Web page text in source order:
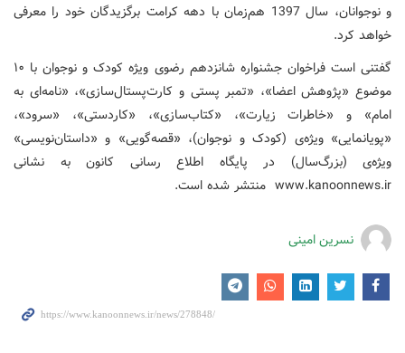
و نوجوانان، سال 1397 هم‌زمان با دهه کرامت برگزیدگان خود را معرفی
خواهد کرد.
گفتنی است فراخوان جشنواره شانزدهم رضوی ویژه کودک و نوجوان با ۱۰
موضوع‌ «پژوهش اعضا»، «تمبر پستی و کارت‌پستال‌سازی»، «نامه‌ای به
امام» و «خاطرات زیارت»، «کتاب‌سازی»، «کاردستی»، «سرود»،
«پویانمایی» ویژه‌ی (کودک و نوجوان)، «‌قصه‌گویی» و «داستان‌نویسی»
ویژه‌ی (بزرگ‌سال) در پایگاه اطلاع رسانی کانون به نشانی
www.kanoonnews.ir منتشر شده است.
نسرین امینی